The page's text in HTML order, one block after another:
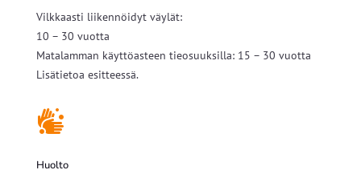
Vilkkaasti liikennöidyt väylät:
10 – 30 vuotta
Matalamman käyttöasteen tieosuuksilla: 15 – 30 vuotta
Lisätietoa esitteessä.

Huolto